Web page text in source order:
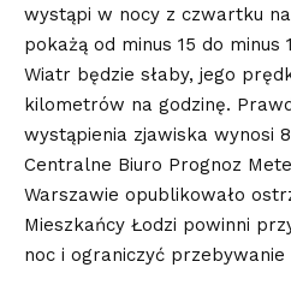
wystąpi w nocy z czwartku
pokażą od minus 15 do minus
Wiatr będzie słaby, jego
kilometrów na godzinę.
wystąpienia zjawiska wynosi
Centralne Biuro Prognoz
Warszawie opublikowało
Mieszkańcy Łodzi powinni
noc i ograniczyć